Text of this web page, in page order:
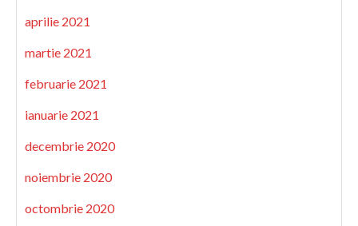
aprilie 2021
martie 2021
februarie 2021
ianuarie 2021
decembrie 2020
noiembrie 2020
octombrie 2020